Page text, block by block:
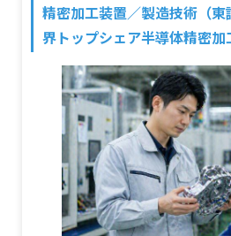
精密加工装置／製造技術（
界トップシェア半導体精密加